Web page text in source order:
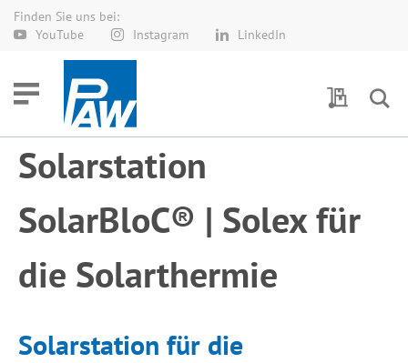
Finden Sie uns bei:
YouTube
Instagram LinkedIn
Direkt
Meine
Solarstation
SolarBloC® | Solex für
die Solarthermie
Solarstation für die